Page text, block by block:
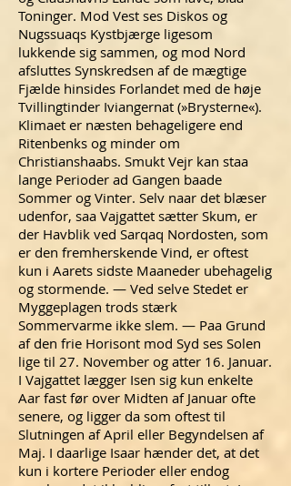
Toninger. Mod Vest ses Diskos og
Nugssuaqs Kystbjærge ligesom
lukkende sig sammen, og mod Nord
afsluttes Synskredsen af de mægtige
Fjælde hinsides Forlandet med de høje
Tvillingtinder Iviangernat (»Brysterne«).
Klimaet er næsten behageligere end
Ritenbenks og minder om
Christianshaabs. Smukt Vejr kan staa
lange Perioder ad Gangen baade
Sommer og Vinter. Selv naar det blæser
udenfor, saa Vajgattet sætter Skum, er
der Havblik ved Sarqaq Nordosten, som
er den fremherskende Vind, er oftest
kun i Aarets sidste Maaneder ubehagelig
og stormende. — Ved selve Stedet er
Myggeplagen trods stærk
Sommervarme ikke slem. — Paa Grund
af den frie Horisont mod Syd ses Solen
lige til 27. November og atter 16. Januar.
I Vajgattet lægger Isen sig kun enkelte
Aar fast før over Midten af Januar ofte
senere, og ligger da som oftest til
Slutningen af April eller Begyndelsen af
Maj. I daarlige Isaar hænder det, at det
kun i kortere Perioder eller endog